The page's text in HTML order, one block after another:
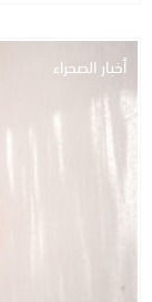
أخبار الصحراء